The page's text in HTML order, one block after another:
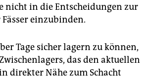
nicht in die Entscheidungen zur
einzubinden.
Tage sicher lagern zu können,
das den aktuellen
direkter Nähe zum Schacht